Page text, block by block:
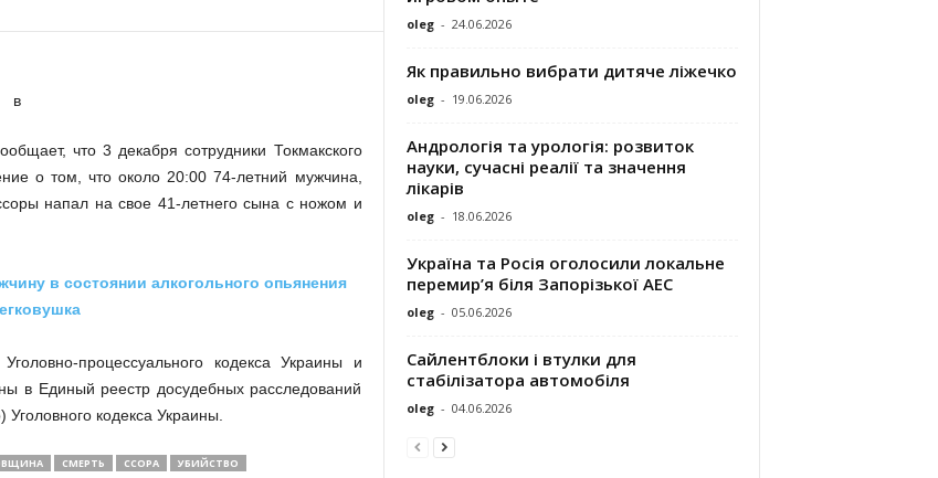
что 3 декабря сотрудники Токмакского
о том, что около 20:00 74-летний мужчина,
напал на свое 41-летнего сына с ножом и
в состоянии алкогольного опьянения
процессуального кодекса Украины и
в Единый реестр досудебных расследований
кодекса Украины.
СМЕРТЬ ССОРА УБИЙСТВО
oleg - 24.06.2026
Як правильно вибрати дитяче ліжечко
oleg - 19.06.2026
Андрологія та урологія: розвиток
науки, сучасні реалії та значення
лікарів
oleg - 18.06.2026
Україна та Росія оголосили локальне
перемир’я біля Запорізької АЕС
oleg - 05.06.2026
Сайлентблоки і втулки для
стабілізатора автомобіля
oleg - 04.06.2026